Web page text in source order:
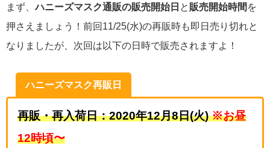
まず、ハニーズマスク通販の販売開始日 と 販売開始時間 を
押さえましょう！前回11/25(水)の再販時も即日売り切れと
なりましたが、次回は以下の日時で販売されますよ！
ハニーズマスク再販日
再販・再入荷日：2020年12月8日(火)※お昼
12時頃〜